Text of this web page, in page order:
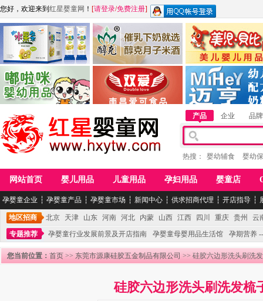
您好，欢迎来到 红星婴童网 ！ [请登录/免费注册]
江西麦嘟嘟食品有限公司
青岛嘟啦咪婴幼儿用品公司
江西醇之客月子米酒 惠州市美儿婴儿用品
湖南迈亨母婴用品有限
产品 企业 品牌
热搜： 婴幼辅食 婴幼
网站首页 婴儿用品 儿童用品 孕妇用品 婴童店
孕婴童企业 ┆ 孕婴童产品 ┆ 孕婴童市场 ┆ 新闻中心 ┆ 供求招商代理 ┆ 开店指导 ┆
地区招商 北京 天津 山东 河南 河北 内蒙 山西 江西 四川 重庆 贵州
云
专题推荐
孕婴童行业发展前景及开店指南 孕婴童母婴用品生活馆 孕期营养
您当前位置： 首页 >> 东莞市源康硅胶五金制品有限公司 >> 硅胶六边形洗头刷洗
硅胶六边形洗头刷洗发梳